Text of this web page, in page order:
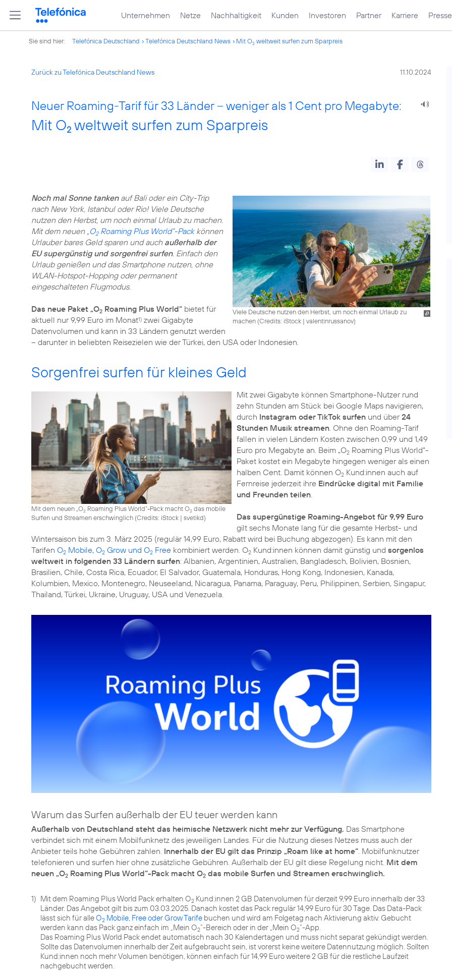
Unternehmen Netze Nachhaltigkeit Kunden Investoren Partner Karriere Presse
Sie sind hier: Telefónica Deutschland Telefónica Deutschland News Mit O2 weltweit surfen zum Sparpreis
Zurück zu Telefónica Deutschland News 11.10.2024
Neuer Roaming-Tarif für 33 Länder – weniger als 1 Cent pro Megabyte:
Mit O2 weltweit surfen zum Sparpreis
Viele Deutsche nutzen den Herbst, um noch einmal Urlaub zu
machen (Credits: iStock | valentinrussanov)
Noch mal Sonne tankenauf Bali oder ein City-Trip
nach New York, Istanbul oder Rio! Viele Deutsche
nutzen den Herbst, um noch einmal Urlaub zu machen.
Mit dem neuen „O2Roaming Plus World“-Packkönnen
Urlauber bares Geld sparen und auch außerhalb der
EU supergünstig und sorgenfrei surfen. Einfach den
Urlaub genießen und das Smartphone nutzen, ohne
WLAN-Hotspot-Hopping oder permanent
eingeschalteten Flugmodus.
Das neue Paket „O2 Roaming Plus World“ bietet für
aktuell nur 9,99 Euro im Monat1) zwei Gigabyte
Datenvolumen und kann in 33 Ländern genutzt werden
– darunter in beliebten Reisezielen wie der Türkei, den USA oder Indonesien.
Sorgenfrei surfen für kleines Geld
Mit dem neuen „O2 Roaming Plus World“-Pack macht O2 das mobile
Surfen und Streamen erschwinglich (Credits: iStock | svetikd)
Mit zwei Gigabyte können Smartphone-Nutzer rund
zehn Stunden am Stück bei Google Maps navigieren,
durch Instagram oder TikTok surfenund über24
Stunden Musik streamen. Ohne den Roaming-Tarif
fallen in vielen Ländern Kosten zwischen 0,99 und 1,49
Euro pro Megabyte an. Beim „O2Roaming Plus World“-
Paket kostet ein Megabyte hingegen weniger als einen
halben Cent. Damit können O2Kund:innen auch auf
Fernreise jederzeit ihre Eindrücke digital mit Familie
und Freunden teilen.
Das supergünstige Roaming-Angebot für 9,99 Euro
gilt sechs Monate lang für die gesamte Herbst- und
Wintersaison bis zum 3. März 2025 (regulär 14,99 Euro, Rabatt wird bei Buchung abgezogen). Es kann mit den
Tarifen O2 Mobile, O2 Grow und O2 Free kombiniert werden. O2 Kund:innen können damit günstig und sorgenlos
weltweit in folgenden 33 Ländern surfen: Albanien, Argentinien, Australien, Bangladesch, Bolivien, Bosnien,
Brasilien, Chile, Costa Rica, Ecuador, El Salvador, Guatemala, Honduras, Hong Kong, Indonesien, Kanada,
Kolumbien, Mexico, Montenegro, Neuseeland, Nicaragua, Panama, Paraguay, Peru, Philippinen, Serbien, Singapur,
Thailand, Türkei, Ukraine, Uruguay, USA und Venezuela.
Warum das Surfen außerhalb der EU teuer werden kann
Außerhalb von Deutschland steht das heimische Netzwerk nicht mehr zur Verfügung. Das Smartphone
verbindet sich mit einem Mobilfunknetz des jeweiligen Landes. Für die Nutzung dieses Netzes muss auch der
Anbieter teils hohe Gebühren zahlen. Innerhalb der EU gilt das Prinzip „Roam like at home“ . Mobilfunknutzer
telefonieren und surfen hier ohne zusätzliche Gebühren. Außerhalb der EU gilt diese Regelung nicht. Mit dem
neuen „O2 Roaming Plus World“-Pack macht O2 das mobile Surfen und Streamen erschwinglich.
1) Mit dem Roaming Plus World Pack erhalten O2 Kund:innen 2 GB Datenvolumen für derzeit 9,99 Euro innerhalb der 33
Länder. Das Angebot gilt bis zum 03.03.2025. Danach kostet das Pack regulär 14,99 Euro für 30 Tage. Das Data-Pack
lässt sich für alleO2 Mobile, Free oder Grow Tarife buchen und wird am Folgetag nach Aktivierung aktiv. Gebucht
werden kann das Pack ganz einfach im „Mein O2“-Bereich oder in der „Mein O2“-App.
Das Roaming Plus World Pack endet automatisch nach 30 Kalendertagen und muss nicht separat gekündigt werden.
Sollte das Datenvolumen innerhalb der Zeit aufgebraucht sein, ist vorerst keine weitere Datennutzung möglich. Sollten
Kund:innen noch mehr Volumen benötigen, können einfach für 14,99 Euro weitere 2 GB für die restliche Laufzeit
nachgebucht werden.